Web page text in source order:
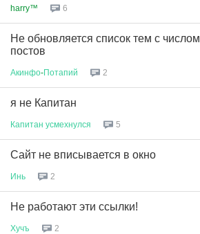
harry™ 6
Не обновляется список тем с числом
постов
Акинфо-Потапий 2
я не Капитан
Капитан усмехнулся 5
Сайт не вписывается в окно
Инь 2
Не работают эти ссылки!
Хучъ 2